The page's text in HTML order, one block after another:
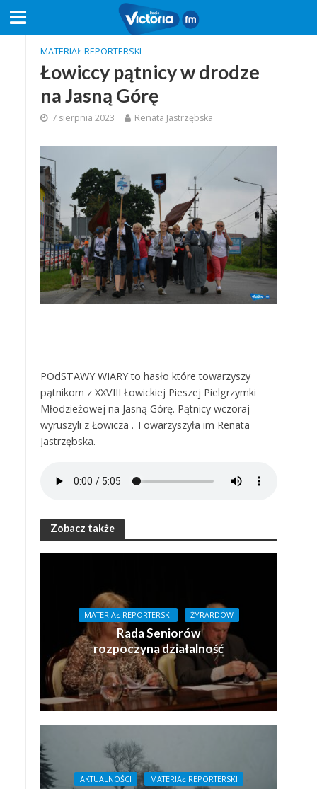
MATERIAŁ REPORTERSKI
Łowiccy pątnicy w drodze
na Jasną Górę
7 sierpnia 2023 Renata Jastrzębska
POdSTAWY WIARY to hasło które towarzyszy
pątnikom z XXVIII Łowickiej Pieszej Pielgrzymki
Młodzieżowej na Jasną Górę. Pątnicy wczoraj
wyruszyli z Łowicza . Towarzyszyła im Renata
Jastrzębska.
Zobacz także
MATERIAŁ REPORTERSKI ŻYRARDÓW
Rada Seniorów
rozpoczyna działalność
AKTUALNOŚCI MATERIAŁ REPORTERSKI